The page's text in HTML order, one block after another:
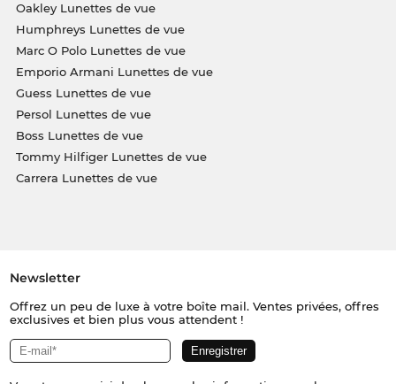
Oakley Lunettes de vue
Humphreys Lunettes de vue
Marc O Polo Lunettes de vue
Emporio Armani Lunettes de vue
Guess Lunettes de vue
Persol Lunettes de vue
Boss Lunettes de vue
Tommy Hilfiger Lunettes de vue
Carrera Lunettes de vue
Newsletter
Offrez un peu de luxe à votre boîte mail. Ventes privées, offres
exclusives et bien plus vous attendent !